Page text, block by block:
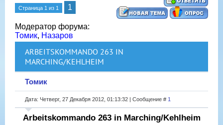
Страница 1 из 1 1
Модератор форума:
Томик, Назаров
ARBEITSKOMMANDO 263 IN
MARCHING/KEHLHEIM
Томик
Дата: Четверг, 27 Декабря 2012, 01:13:32 | Сообщение # 1
Arbeitskommando 263 in Marching/Kehlheim